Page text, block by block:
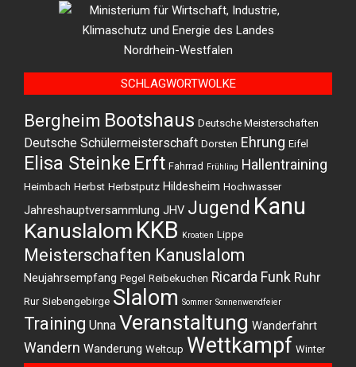
SCHLAGWORTWOLKE
Bergheim Bootshaus Deutsche Meisterschaften
Deutsche Schülermeisterschaft Dorsten Ehrung Eifel
Elisa Steinke Erft Fahrrad Frühling Hallentraining
Heimbach Herbst Herbstputz Hildesheim Hochwasser
Jahreshauptversammlung JHV Jugend Kanu
Kanuslalom KKB Kroatien Lippe
Meisterschaften Kanuslalom
Neujahrsempfang Pegel Reibekuchen Ricarda Funk Ruhr
Rur Siebengebirge Slalom Sommer Sonnenwendfeier
Training Unna Veranstaltung Wanderfahrt
Wandern Wanderung Weltcup Wettkampf Winter